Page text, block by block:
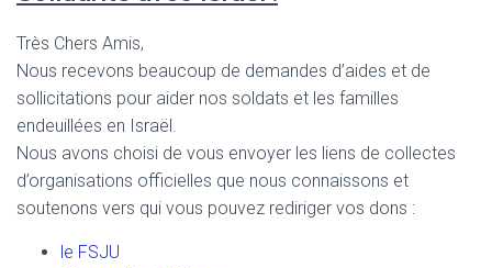
Très Chers Amis,
Nous recevons beaucoup de demandes d’aides et de
sollicitations pour aider nos soldats et les familles
endeuillées en Israël.
Nous avons choisi de vous envoyer les liens de collectes
d’organisations officielles que nous connaissons et
soutenons vers qui vous pouvez rediriger vos dons :
le FSJU